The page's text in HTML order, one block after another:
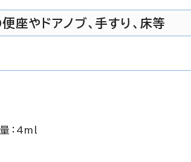
座やドアノブ、手すり、床等
：4ml